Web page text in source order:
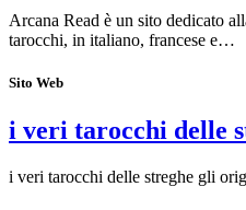
Arcana Read è un sito dedicato
tarocchi, in italiano, francese e…
Sito Web
i veri tarocchi delle
i veri tarocchi delle streghe gli